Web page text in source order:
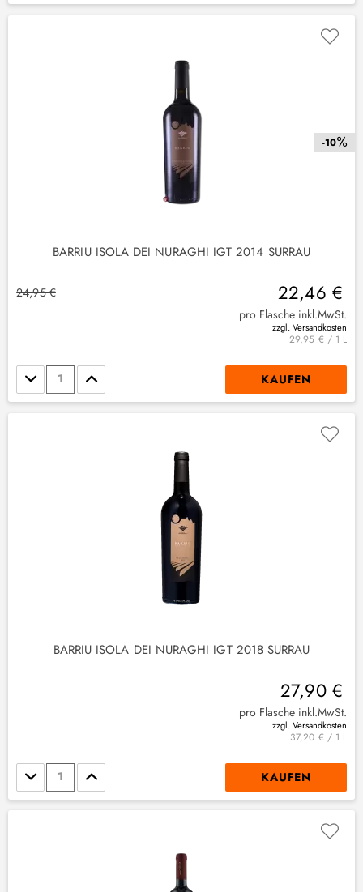
-10
BARRIU ISOLA DEI NURAGHI IGT 2014 SURRAU
22,46 €
24,95 €
pro Flasche inkl.MwSt.
zzgl. Versandkosten
29,95 € / 1 L
Stückzahl KAUFEN
BARRIU ISOLA DEI NURAGHI IGT 2018 SURRAU
27,90 €
pro Flasche inkl.MwSt.
zzgl. Versandkosten
37,20 € / 1 L
Stückzahl KAUFEN